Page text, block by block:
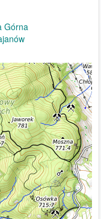
Górna